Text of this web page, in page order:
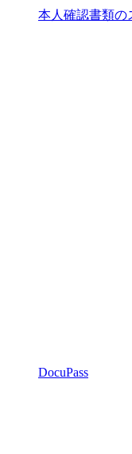
本人確認書類の
DocuPass